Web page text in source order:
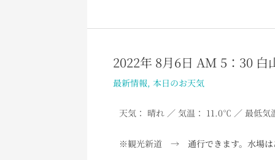
通
行
め
お
2022年 8月6日 AM 5：30 白
最新情報, 本日のお天気
天気： 晴れ ／ 気温： 11.0℃ ／ 最低
※観光新道 → 通行できます。水場は
2022
年
月